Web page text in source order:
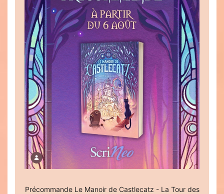
Précommande Le Manoir de Castlecatz - La Tour des